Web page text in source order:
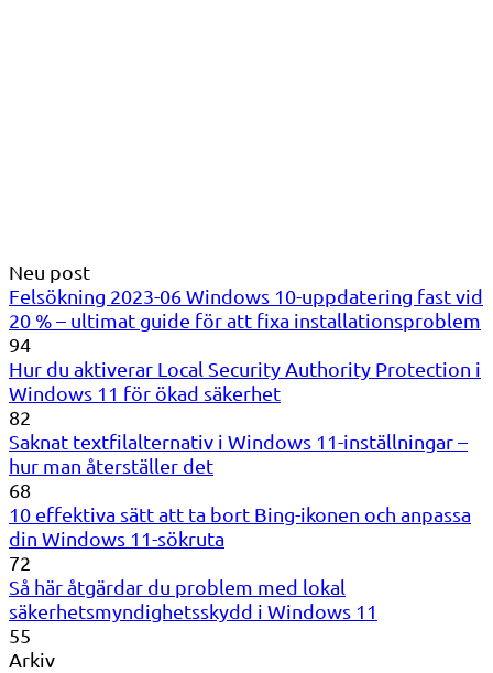
Neu post
Felsökning 2023-06 Windows 10-uppdatering fast vid
20 % – ultimat guide för att fixa installationsproblem
94
Hur du aktiverar Local Security Authority Protection i
Windows 11 för ökad säkerhet
82
Saknat textfilalternativ i Windows 11-inställningar –
hur man återställer det
68
10 effektiva sätt att ta bort Bing-ikonen och anpassa
din Windows 11-sökruta
72
Så här åtgärdar du problem med lokal
säkerhetsmyndighetsskydd i Windows 11
55
Arkiv